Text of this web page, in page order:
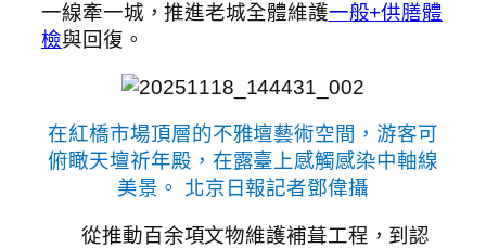
一線牽一城，推進老城全體維護一般+供膳體
檢與回復。
在紅橋市場頂層的不雅壇藝術空間，游客可
俯瞰天壇祈年殿，在露臺上感觸感染中軸線
美景。 北京日報記者鄧偉攝
從推動百余項文物維護補葺工程，到認